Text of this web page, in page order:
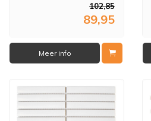
102,85
89,95
Meer info